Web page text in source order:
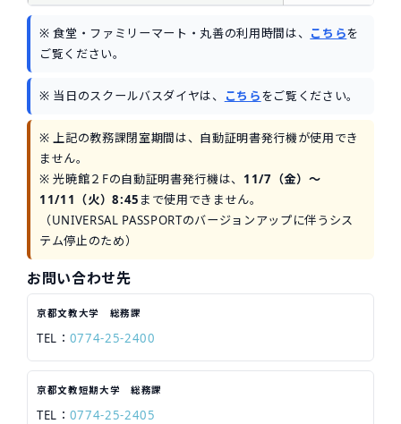
※ 食堂・ファミリーマート・丸善の利用時間は、 こちらを
ご覧ください。
※ 当日のスクールバスダイヤは、 こちらをご覧ください。
※ 上記の教務課閉室期間は、自動証明書発行機が使用でき
ません。
※ 光暁館２Fの自動証明書発行機は、 11/7（金）～
11/11（火）8:45 まで使用できません。
（UNIVERSAL PASSPORTのバージョンアップに伴うシス
テム停止のため）
お問い合わせ先
京都文教大学 総務課
TEL： 0774-25-2400
京都文教短期大学 総務課
TEL： 0774-25-2405